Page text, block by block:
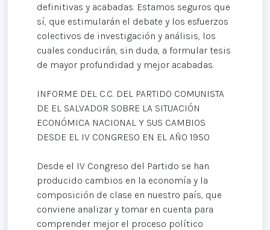
definitivas y acabadas. Estamos seguros que
sí, que estimularán el debate y los esfuerzos
colectivos de investigación y análisis, los
cuales conducirán, sin duda, a formular tesis
de mayor profundidad y mejor acabadas.
INFORME DEL C.C. DEL PARTIDO COMUNISTA
DE EL SALVADOR SOBRE LA SITUACIÓN
ECONÓMICA NACIONAL Y SUS CAMBIOS
DESDE EL IV CONGRESO EN EL AÑO 1950
Desde el IV Congreso del Partido se han
producido cambios en la economía y la
composición de clase en nuestro país, que
conviene analizar y tomar en cuenta para
comprender mejor el proceso político